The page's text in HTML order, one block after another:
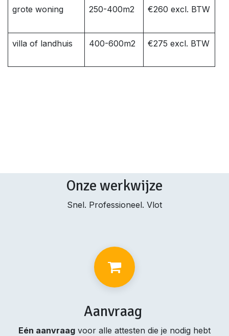
grote woning 250-400m2 €260 excl. BTW
villa of landhuis 400-600m2 €275 excl. BTW
Onze werkwijze
Snel. Professioneel. Vlot
Aanvraag
Eén aanvraag voor alle attesten die je nodig hebt